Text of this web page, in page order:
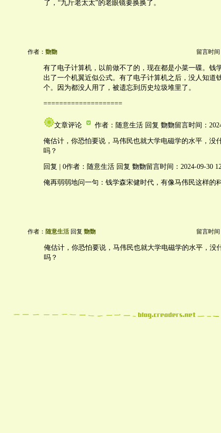
了，“九斤老太太”的老眼镜要换换了。
作者： 覅覅 留言时间
有了电子计算机，以前做不了的，现在都是小菜一碟。钱
出了一个机翼近似公式。有了电子计算机之后，没人知道
个。因为都没人用了，被遗忘到历史垃圾堆里了。
====================
文章评论 作者：随意生活 回复 覅覅留言时间：
俺估计，你恐怕要说，马伟民也就大学电磁学的水平，没
吗？
回复 | 0作者：随意生活 回复 覅覅留言时间：2024-09-30
俺再弱弱地问一句：钱学森宋健时代，有像马伟民这样的
作者： 随意生活 回复 覅覅 留言时间
俺估计，你恐怕要说，马伟民也就大学电磁学的水平，没
吗？